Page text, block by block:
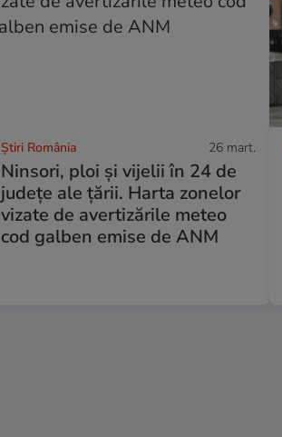
Știri România 26 mart.
Ninsori, ploi și vijelii în 24 de
județe ale țării. Harta zonelor
vizate de avertizările meteo
cod galben emise de ANM